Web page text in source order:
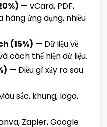
— vCard, PDF,
hàng ứng dụng, nhiều
(15%) — Dữ liệu về
cách thể hiện dữ liệu.
— Điều gì xảy ra sau
sắc, khung, logo,
Zapier, Google